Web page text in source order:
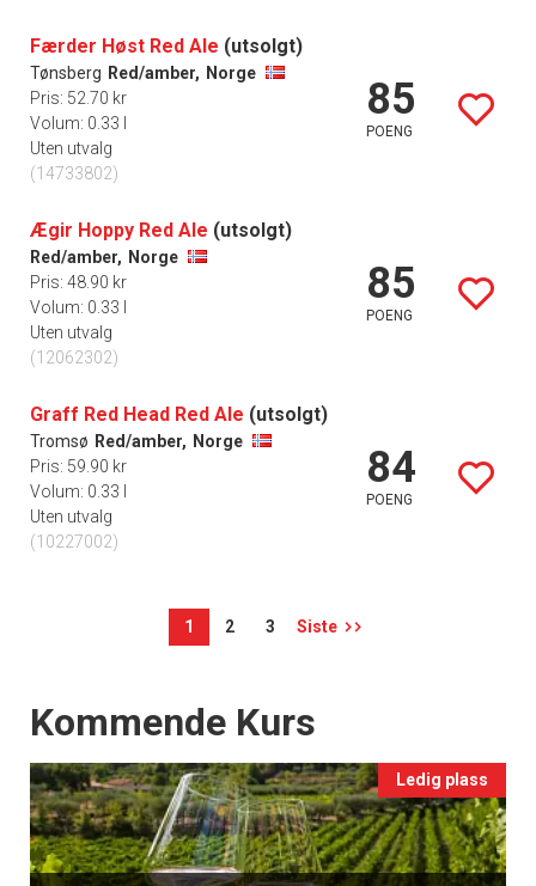
Færder Høst Red Ale (utsolgt)
Tønsberg Red/amber, Norge
Pris: 52.70 kr
Volum: 0.33 l
Uten utvalg
(14733802)
85
POENG
Ægir Hoppy Red Ale (utsolgt)
Red/amber, Norge
Pris: 48.90 kr
Volum: 0.33 l
Uten utvalg
(12062302)
85
POENG
Graff Red Head Red Ale (utsolgt)
Tromsø Red/amber, Norge
Pris: 59.90 kr
Volum: 0.33 l
Uten utvalg
(10227002)
84
POENG
1 2 3 Siste
Events
Kommende Kurs
Ledig plass